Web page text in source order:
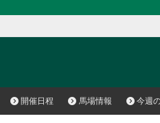
開催日程 馬場情報 今週